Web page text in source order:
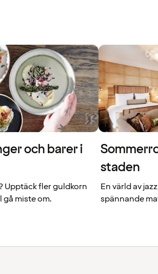
och barer i
Upptäck fler guldkorn
gå miste om.
staden
En värld av
spännande